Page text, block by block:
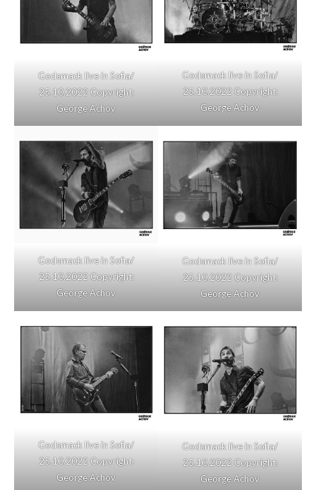
Godsmack live in Sofia/
25.10.2022 Copyright:
George Achov
Godsmack live in Sofia/
25.10.2022 Copyright:
George Achov
Godsmack live in Sofia/
25.10.2022 Copyright:
George Achov
Godsmack live in Sofia/
25.10.2022 Copyright:
George Achov
Godsmack live in Sofia/
25.10.2022 Copyright:
George Achov
Godsmack live in Sofia/
25.10.2022 Copyright:
George Achov